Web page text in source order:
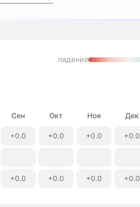
падение
Сен Окт Ноя Дек
+0.0 +0.0 +0.0 +0.0
+0.0 +0.0 +0.0 +0.0